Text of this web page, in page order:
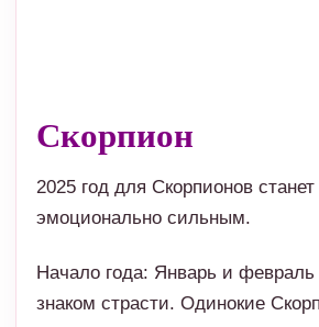
Начало года: Январь и февраль
знаком страсти. Одинокие
привлекательны и окружены
отношения, полные страсти и
тех, кто уже в паре, весна